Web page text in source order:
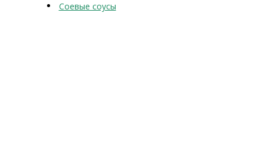
Соевые соусы